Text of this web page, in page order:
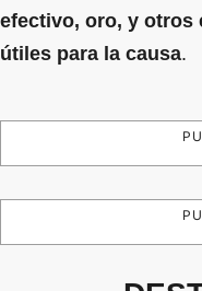
efectivo, oro, y otros
útiles para la causa.